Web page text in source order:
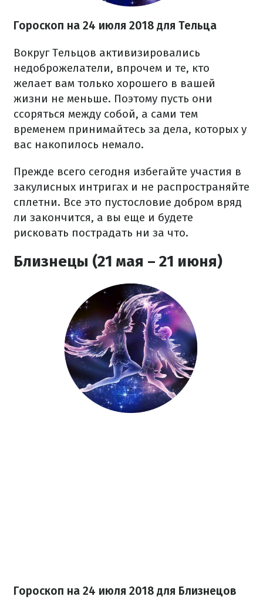
Гороскоп на 24 июля 2018 для Тельца
Вокруг Тельцов активизировались
недоброжелатели, впрочем и те, кто
желает вам только хорошего в вашей
жизни не меньше. Поэтому пусть они
ссоряться между собой, а сами тем
временем принимайтесь за дела, которых у
вас накопилось немало.
Прежде всего сегодня избегайте участия в
закулисных интригах и не распространяйте
сплетни. Все это пустословие добром вряд
ли закончится, а вы еще и будете
рисковать пострадать ни за что.
Близнецы (21 мая – 21 июня)
Гороскоп на 24 июля 2018 для Близнецов